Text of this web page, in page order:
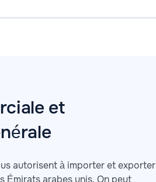
et
autorisent à importer et exporter
Émirats arabes unis. On peut